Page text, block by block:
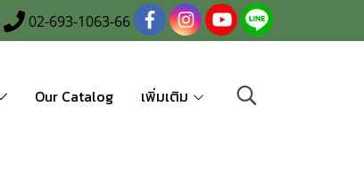
02-693-1063-66
Our Catalog เพิ่มเติม